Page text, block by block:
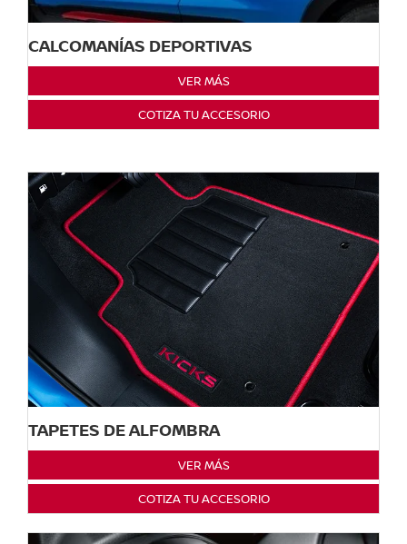
CALCOMANÍAS DEPORTIVAS
VER MÁS
COTIZA TU ACCESORIO
TAPETES DE ALFOMBRA
VER MÁS
COTIZA TU ACCESORIO